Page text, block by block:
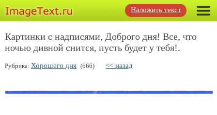
Наложить текст
Картинки с надписями, Доброго дня! Все, что
ночью дивной снится, пусть будет у тебя!.
Рубрика: Хорошего дня (666) << назад